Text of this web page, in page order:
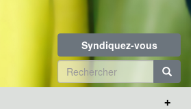
Syndiquez-vous
Formulaire
de